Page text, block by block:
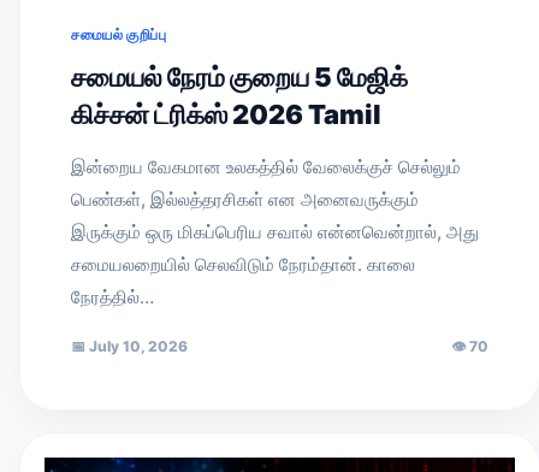
சமையல் குறிப்பு
சமையல் நேரம் குறைய 5 மேஜிக்
கிச்சன் ட்ரிக்ஸ் 2026 Tamil
இன்றைய வேகமான உலகத்தில் வேலைக்குச் செல்லும்
பெண்கள், இல்லத்தரசிகள் என அனைவருக்கும்
இருக்கும் ஒரு மிகப்பெரிய சவால் என்னவென்றால், அது
சமையலறையில் செலவிடும் நேரம்தான். காலை
நேரத்தில்…
📅 July 10, 2026 👁70